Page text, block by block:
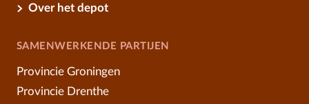
Over het depot
SAMENWERKENDE PARTIJEN
Provincie Groningen
Provincie Drenthe